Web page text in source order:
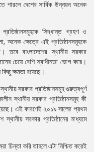
পারলে দেশের সার্বিক উন্নয়ন অনেক
সিদ্ধান্ত গ্রহণ ও
অনেক ক্ষেত্রে এই প্রতিষ্ঠানসমূহকে
তবে বাংলাদেশের স্থানীয় সরকার
চেয়ে বেশি স্বাধীনতা ভোগ করে।
কিছু ক্ষমতা রয়েছে।
সরকার প্রতিষ্ঠানসমূহ গুরুত্বপূর্ণ
স্থানীয় সরকার প্রতিষ্ঠানসমূহ কী
এই কারণেই ২০১৯ সালের প্রথম
সরকার প্রতিষ্ঠানের মাধ্যমে
চিন্তা করি তাহলে এটা নিশ্চিত করেই